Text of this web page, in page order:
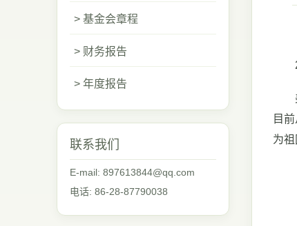
> 基金会章程
> 财务报告
> 年度报告
联系我们
E-mail: 897613844@qq.com
电话: 86-28-87790038
美
目
为祖